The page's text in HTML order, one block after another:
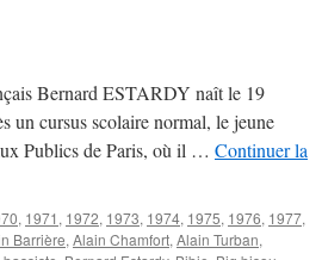
Bernard ESTARDY naît le 19
un cursus scolaire normal, le jeune
Publics de Paris, où il … Continuer la
, 1971 , 1972, 1973, 1974, 1975, 1976, 1977,
Barrière, Alain Chamfort, Alain Turban,